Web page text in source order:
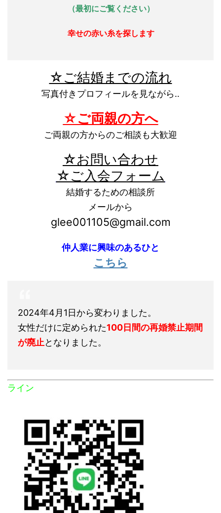
（最初にご覧ください）
幸せの赤い糸を探します
☆ご結婚までの流れ
写真付きプロフィールを見ながら‥
☆ご両親の方へ
ご両親の方からのご相談も大歓迎
☆お問い合わせ
☆ご入会フォーム
結婚するための相談所
メールから
glee001105@gmail.com
仲人業に興味のあるひと
こちら
2024年4月1日から変わりました。
女性だけに定められた100日間の再婚禁止期間
が廃止となりました。
ライン